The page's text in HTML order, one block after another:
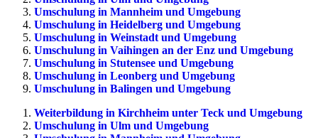
Umschulung in Mannheim und Umgebung
Umschulung in Heidelberg und Umgebung
Umschulung in Weinstadt und Umgebung
Umschulung in Vaihingen an der Enz und Umgebung
Umschulung in Stutensee und Umgebung
Umschulung in Leonberg und Umgebung
Umschulung in Balingen und Umgebung
Weiterbildung in Kirchheim unter Teck und Umgebung
Umschulung in Ulm und Umgebung